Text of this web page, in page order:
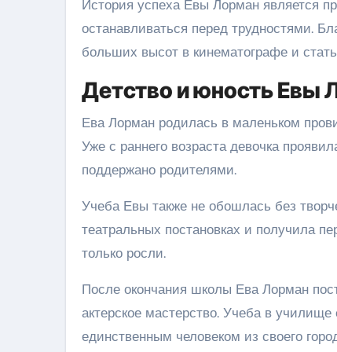
История успеха Евы Лорман является
останавливаться перед трудностями.
больших высот в кинематографе и
Детство и юность Евы
Ева Лорман родилась в маленьком
Уже с раннего возраста девочка
поддержано родителями.
Учеба Евы также не обошлась без
театральных постановках и получила
только росли.
После окончания школы Ева Лорман
актерское мастерство. Учеба в
единственным человеком из своего